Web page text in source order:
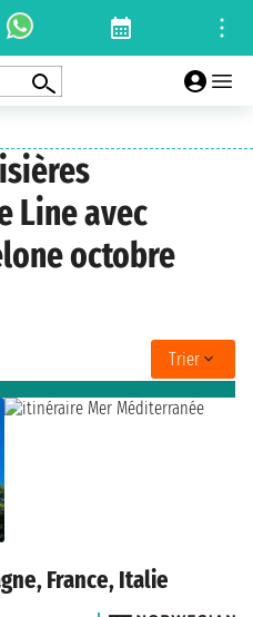
Line avec
octobre
Trier
France, Italie